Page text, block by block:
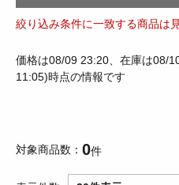
絞り込み条件に一致する商品は
価格は08/09 23:20、在庫は08/
11:05)時点の情報です
対象商品数 0件